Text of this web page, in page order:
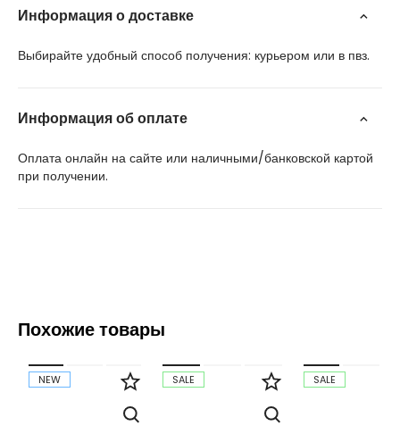
Информация о доставке
Выбирайте удобный способ получения: курьером или в пвз.
Информация об оплате
Оплата онлайн на сайте или наличными/банковской картой
при получении.
Похожие товары
NEW SALE SALE